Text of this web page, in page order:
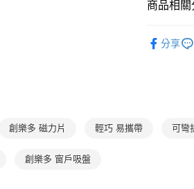
1.分期款
2.透過簡
帳／街口
2.基於同
付」結帳
２．訂單
※ 交易是
國內宅配/
商品相關
分享
創樂多 磁力片 輕巧 易攜帶 可彎
創樂多 窗戶吸盤